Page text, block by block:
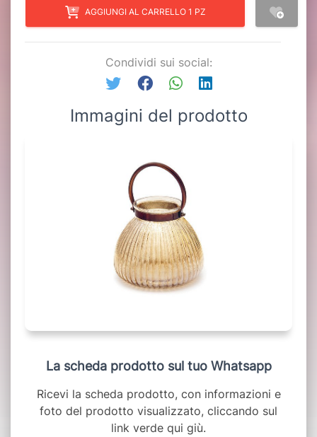
AGGIUNGI AL CARRELLO 1 PZ
Condividi sui social:
Immagini del prodotto
La scheda prodotto sul tuo Whatsapp
Ricevi la scheda prodotto, con informazioni e
foto del prodotto visualizzato, cliccando sul
link verde qui giù.